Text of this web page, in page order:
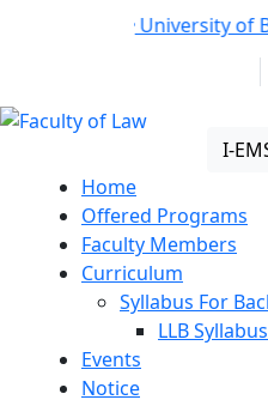
University of
Faculty of
I-
Home
Offered Programs
Faculty Members
Curriculum
Syllabus For
LLB
Events
Notice